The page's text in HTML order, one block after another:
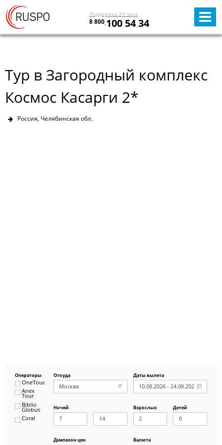
Поддержка 24 часа
8 800 100 54 34
Тур в Загородный комплекс
Космос Касарги 2*
Россия, Челябинская обл.
Операторы
OneTouch&Travel
Anex
Tour
Biblio
Globus
Coral
Откуда Даты вылета
Ночей Взрослых Детей
Диапазон цен
Валюта